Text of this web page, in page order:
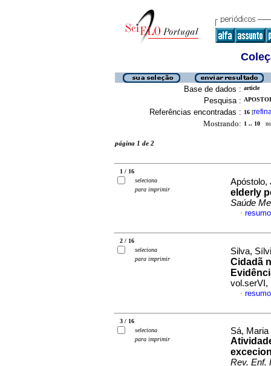
Base de dados : article
Pesquisa :
Referências encontradas : 16 [
Mostrando: 1 .. 10
página 1 de 2
1 / 16
seleciona
para imprimir
Apóstolo,
elderly
Saúde
·
2 / 16
seleciona
para imprimir
Silva,
Cidadã
vol.serVI,
·
3 / 16
seleciona
para imprimir
Sá,
Rev. Enf.